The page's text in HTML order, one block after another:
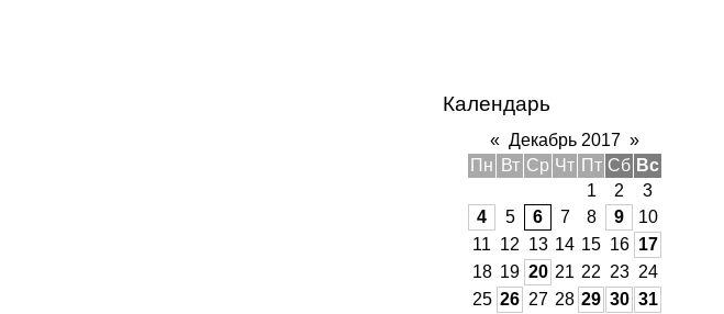
Календарь
« Декабрь 2017 »
Пн
Вт Ср Чт Пт Сб Вс
1
2
3
4
5 6 7 8 9
10
11 12 13 14 15 16 17
18 19 20 21 22 23 24
25 26 27 28 29 30 31